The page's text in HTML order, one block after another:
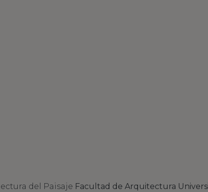
del Paisaje Facultad de Arquitectura